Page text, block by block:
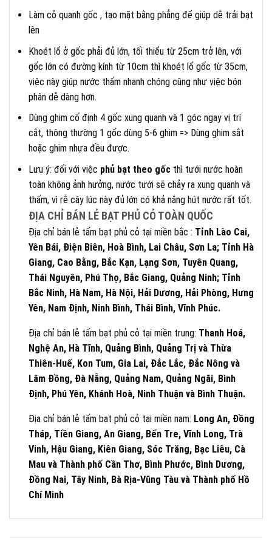
Làm cỏ quanh gốc , tạo mặt bằng phẳng để giúp dễ trải bạt
lên
Khoét lổ ở gốc phải đủ lớn, tối thiểu từ 25cm trở lên, với
gốc lớn có đường kính từ 10cm thì khoét lổ gốc từ 35cm,
việc này giúp nước thấm nhanh chóng cũng như việc bón
phân dễ dàng hơn.
Dùng ghim cố định 4 gốc xung quanh và 1 góc ngay vị trí
cắt, thông thường 1 gốc dùng 5-6 ghim => Dùng ghim sắt
hoặc ghim nhựa đều được.
Lưu ý: đối với việc phủ bạt theo gốcthì tưới nước hoàn
toàn không ảnh hưởng, nước tưới sẽ chảy ra xung quanh và
thấm, vì rễ cây lúc này đủ lớn có khả nắng hút nước rất tốt.
ĐỊA CHỈ BÁN LẺ BẠT PHỦ CỎ TOÀN QUỐC
Địa chỉ bán lẻ tấm bạt phủ cỏ tại miền bắc : Tỉnh Lào Cai,
Yên Bái, Điện Biên, Hoà Bình, Lai Châu, Sơn La; Tỉnh Hà
Giang, Cao Bằng, Bắc Kạn, Lạng Sơn, Tuyên Quang,
Thái Nguyên, Phú Thọ, Bắc Giang, Quảng Ninh; Tỉnh
Bắc Ninh, Hà Nam, Hà Nội, Hải Dương, Hải Phòng, Hưng
Yên, Nam Định, Ninh Bình, Thái Bình, Vĩnh Phúc.
Địa chỉ bán lẻ tấm bạt phủ cỏ tại miền trung: Thanh Hoá,
Nghệ An, Hà Tĩnh, Quảng Bình, Quảng Trị và Thừa
Thiên-Huế, Kon Tum, Gia Lai, Đắc Lắc, Đắc Nông và
Lâm Đồng, Đà Nẵng, Quảng Nam, Quảng Ngãi, Bình
Định, Phú Yên, Khánh Hoà, Ninh Thuận và Bình Thuận.
Địa chỉ bán lẻ tấm bạt phủ cỏ tại miền nam: Long An, Đồng
Tháp, Tiền Giang, An Giang, Bến Tre, Vĩnh Long, Trà
Vinh, Hậu Giang, Kiên Giang, Sóc Trăng, Bạc Liêu, Cà
Mau và Thành phố Cần Thơ, Bình Phước, Bình Dương,
Đồng Nai, Tây Ninh, Bà Rịa-Vũng Tàu và Thành phố Hồ
Chí Minh